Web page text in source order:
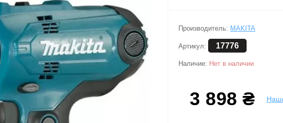
Производитель: MAKITA
Артикул: 17776
Наличие: Нет в наличии
3 898 ₴